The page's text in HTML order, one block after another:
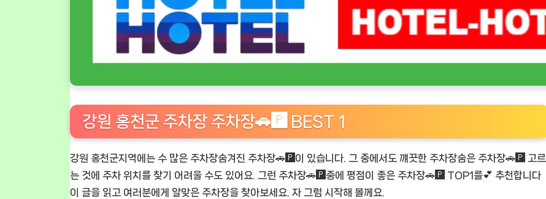
강원 홍천군 주차장 주차장🚗🅿️ BEST 1
강원 홍천군지역에는 수 많은 주차장숨겨진 주차장🚗🅿️이 있습니다. 그 중에서도 꺠끗한 주차장숨은 주차장🚗🅿️ 고르
는 것에 주차 위치를 찾기 어려울 수도 있어요. 그런 주차장🚗🅿️중에 평점이 좋은 주차장🚗🅿️ TOP1를💕 추천합니다
이 글을 읽고 여러분에게 알맞은 주차장을 찾아보세요. 자 그럼 시작해 볼께요.